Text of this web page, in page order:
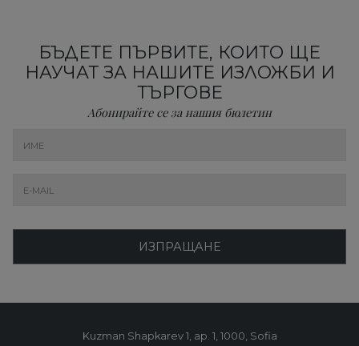
БЪДЕТЕ ПЪРВИТЕ, КОИТО ЩЕ
НАУЧАТ ЗА НАШИТЕ ИЗЛОЖБИ И
ТЪРГОВЕ
Абонирайте се за нашия бюлетин
ИЗПРАЩАНЕ
Kuzman Shapkarev 1, ap. 1, 1000, Sofia